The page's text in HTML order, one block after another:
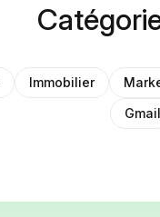
Immobilier
Gmail